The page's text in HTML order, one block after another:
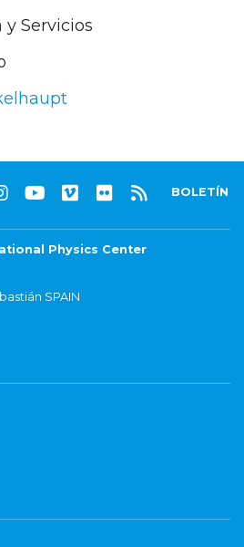
Servicios
BOLETÍN
Physics Center
SPAIN